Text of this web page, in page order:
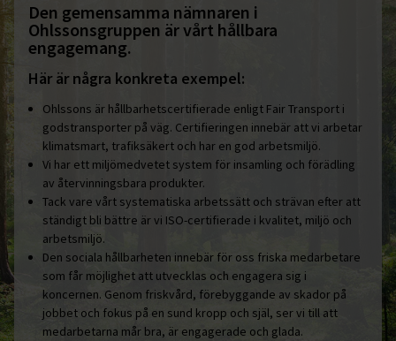
Den gemensamma nämnaren i
Ohlssonsgruppen är vårt hållbara
engagemang.
Här är några konkreta exempel:
Ohlssons är hållbarhetscertifierade enligt Fair Transport i
godstransporter på väg. Certifieringen innebär att vi arbetar
klimatsmart, trafiksäkert och har en god arbetsmiljö.
Vi har ett miljömedvetet system för insamling och förädling
av återvinningsbara produkter.
Tack vare vårt systematiska arbetssätt och strävan efter att
ständigt bli bättre är vi ISO-certifierade i kvalitet, miljö och
arbetsmiljö.
Den sociala hållbarheten innebär för oss friska medarbetare
som får möjlighet att utvecklas och engagera sig i
koncernen. Genom friskvård, förebyggande av skador på
jobbet och fokus på en sund kropp och själ, ser vi till att
medarbetarna mår bra, är engagerade och glada.